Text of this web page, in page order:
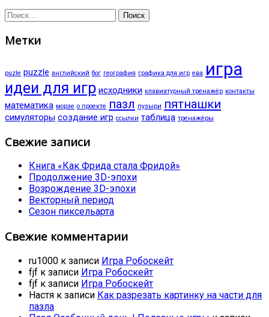
Найти:
Метки
puzle puzzle английский бог география графика для игр ева игра
идеи для игр исходники клавиатурный тренажёр контакты
математика морзе о проекте пазл пузыри пятнашки
симуляторы создание игр ссылки таблица тренажёры
Свежие записи
Книга «Как Фрида стала Фридой»
Продолжение 3D-эпохи
Возрождение 3D-эпохи
Векторный период
Сезон пиксельарта
Свежие комментарии
ru1000 к записи Игра Робоскейт
fjf к записи Игра Робоскейт
fjf к записи Игра Робоскейт
Настя к записи Как разрезать картинку на части для
пазла